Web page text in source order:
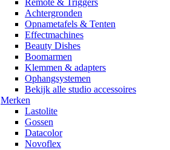
Remote & Triggers
Achtergronden
Opnametafels & Tenten
Effectmachines
Beauty Dishes
Boomarmen
Klemmen & adapters
Ophangsystemen
Bekijk alle studio accessoires
Merken
Lastolite
Gossen
Datacolor
Novoflex